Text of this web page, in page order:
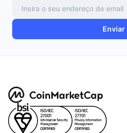
Enviar